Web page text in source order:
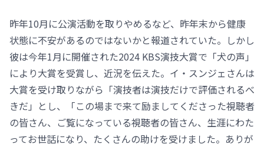
昨年10月に公演活動を取りやめるなど、昨年末から健康
状態に不安があるのではないかと報道されていた。しかし
彼は今年1月に開催された2024 KBS演技大賞で「犬の声」
により大賞を受賞し、近況を伝えた。イ・スンジェさんは
大賞を受け取りながら「演技者は演技だけで評価されるべ
きだ」とし、「この場まで来て励ましてくださった視聴者
の皆さん、ご覧になっている視聴者の皆さん、生涯にわた
ってお世話になり、たくさんの助けを受けました。ありが